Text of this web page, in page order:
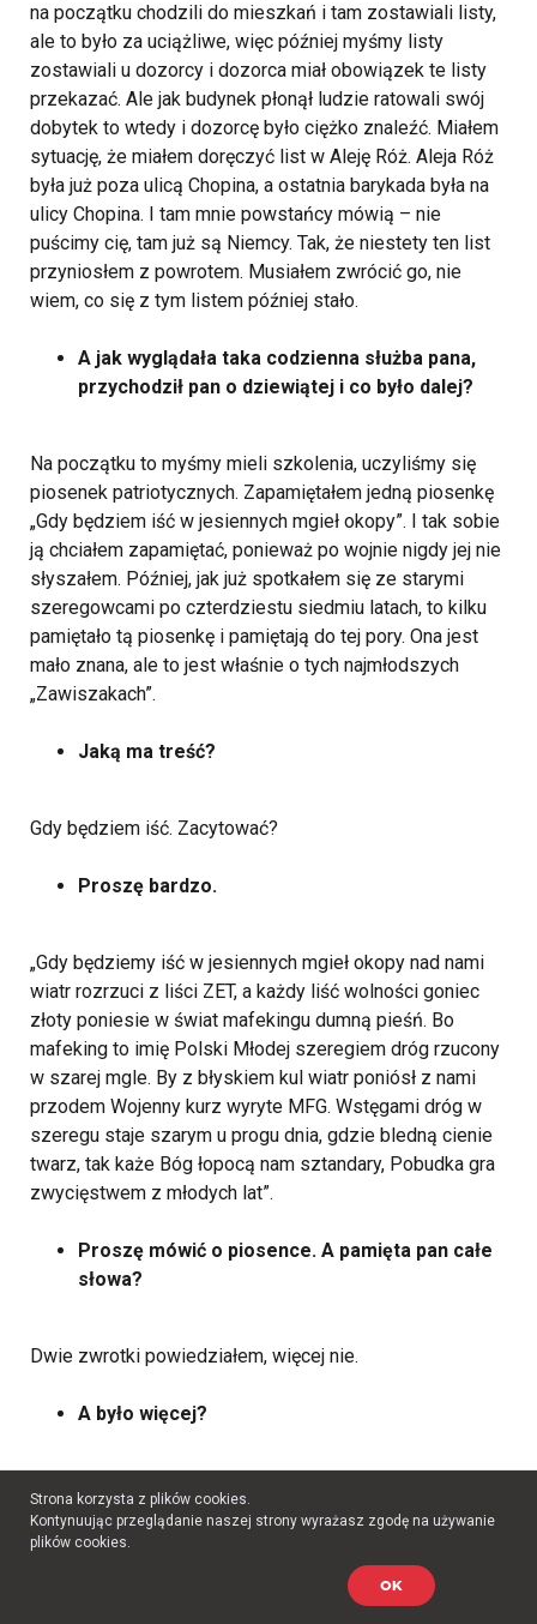
na początku chodzili do mieszkań i tam zostawiali listy,
ale to było za uciążliwe, więc później myśmy listy
zostawiali u dozorcy i dozorca miał obowiązek te listy
przekazać. Ale jak budynek płonął ludzie ratowali swój
dobytek to wtedy i dozorcę było ciężko znaleźć. Miałem
sytuację, że miałem doręczyć list w Aleję Róż. Aleja Róż
była już poza ulicą Chopina, a ostatnia barykada była na
ulicy Chopina. I tam mnie powstańcy mówią – nie
puścimy cię, tam już są Niemcy. Tak, że niestety ten list
przyniosłem z powrotem. Musiałem zwrócić go, nie
wiem, co się z tym listem później stało.
A jak wyglądała taka codzienna służba pana,
przychodził pan o dziewiątej i co było dalej?
Na początku to myśmy mieli szkolenia, uczyliśmy się
piosenek patriotycznych. Zapamiętałem jedną piosenkę
„Gdy będziem iść w jesiennych mgieł okopy”. I tak sobie
ją chciałem zapamiętać, ponieważ po wojnie nigdy jej nie
słyszałem. Później, jak już spotkałem się ze starymi
szeregowcami po czterdziestu siedmiu latach, to kilku
pamiętało tą piosenkę i pamiętają do tej pory. Ona jest
mało znana, ale to jest właśnie o tych najmłodszych
„Zawiszakach”.
Jaką ma treść?
Gdy będziem iść. Zacytować?
Proszę bardzo.
„Gdy będziemy iść w jesiennych mgieł okopy nad nami
wiatr rozrzuci z liści ZET, a każdy liść wolności goniec
złoty poniesie w świat mafekingu dumną pieśń. Bo
mafeking to imię Polski Młodej szeregiem dróg rzucony
w szarej mgle. By z błyskiem kul wiatr poniósł z nami
przodem Wojenny kurz wyryte MFG. Wstęgami dróg w
szeregu staje szarym u progu dnia, gdzie bledną cienie
twarz, tak każe Bóg łopocą nam sztandary, Pobudka gra
zwycięstwem z młodych lat”.
Proszę mówić o piosence. A pamięta pan całe
słowa?
Dwie zwrotki powiedziałem, więcej nie.
A było więcej?
Są trzy, ale ja zapamiętałem dwie. lass chyba tylko tych
dwu nas uczono.
Proszę powiedzieć dalej, a jak wyglądał pana
Strona korzysta z plików cookies.
Kontynuując przeglądanie naszej strony wyrażasz zgodę na używanie
plików cookies.
OK